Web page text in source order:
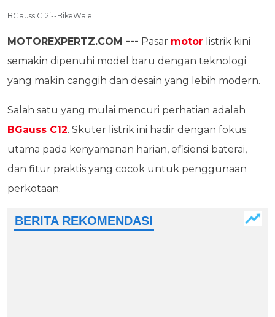
BGauss C12i--BikeWale
MOTOREXPERTZ.COM --- Pasar motor listrik kini
semakin dipenuhi model baru dengan teknologi
yang makin canggih dan desain yang lebih modern.
Salah satu yang mulai mencuri perhatian adalah
BGauss C12. Skuter listrik ini hadir dengan fokus
utama pada kenyamanan harian, efisiensi baterai,
dan fitur praktis yang cocok untuk penggunaan
perkotaan.